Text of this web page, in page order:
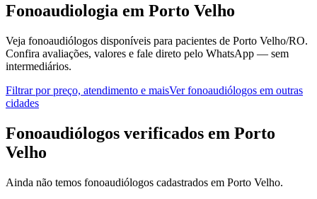
Fonoaudiologia em Porto Velho
Veja fonoaudiólogos disponíveis para pacientes de Porto Velho/RO.
Confira avaliações, valores e fale direto pelo WhatsApp — sem
intermediários.
Filtrar por preço, atendimento e maisVerfonoaudiólogos em outras
cidades
Fonoaudiólogos verificados em Porto
Velho
Ainda não temos fonoaudiólogos cadastrados em Porto Velho.